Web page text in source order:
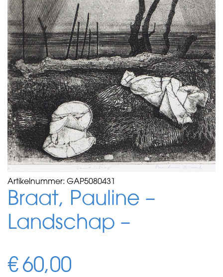
Artikelnummer: GAP5080431
Braat, Pauline –
Landschap –
€ 60,00